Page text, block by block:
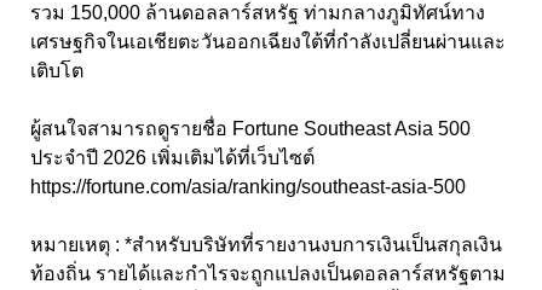
รวม 150,000 ล้านดอลลาร์สหรัฐ ท่ามกลางภูมิทัศน์ทาง
เศรษฐกิจในเอเชียตะวันออกเฉียงใต้ที่กำลังเปลี่ยนผ่านและ
เติบโต
ผู้สนใจสามารถดูรายชื่อ Fortune Southeast Asia 500
ประจำปี 2026 เพิ่มเติมได้ที่เว็บไซต์
https://fortune.com/asia/ranking/southeast-asia-500
หมายเหตุ : *สำหรับบริษัทที่รายงานงบการเงินเป็นสกุลเงิน
ท้องถิ่น รายได้และกำไรจะถูกแปลงเป็นดอลลาร์สหรัฐตาม